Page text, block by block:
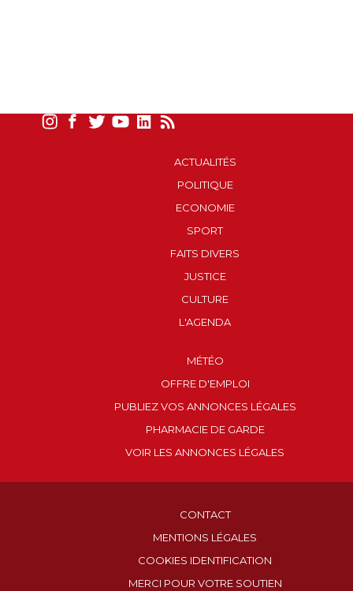
ACTUALITÉS
POLITIQUE
ECONOMIE
SPORT
FAITS DIVERS
JUSTICE
CULTURE
L'AGENDA
MÉTÉO
OFFRE D'EMPLOI
PUBLIEZ VOS ANNONCES LÉGALES
PHARMACIE DE GARDE
VOIR LES ANNONCES LÉGALES
CONTACT
MENTIONS LÉGALES
COOKIES IDENTIFICATION
MERCI POUR VOTRE SOUTIEN